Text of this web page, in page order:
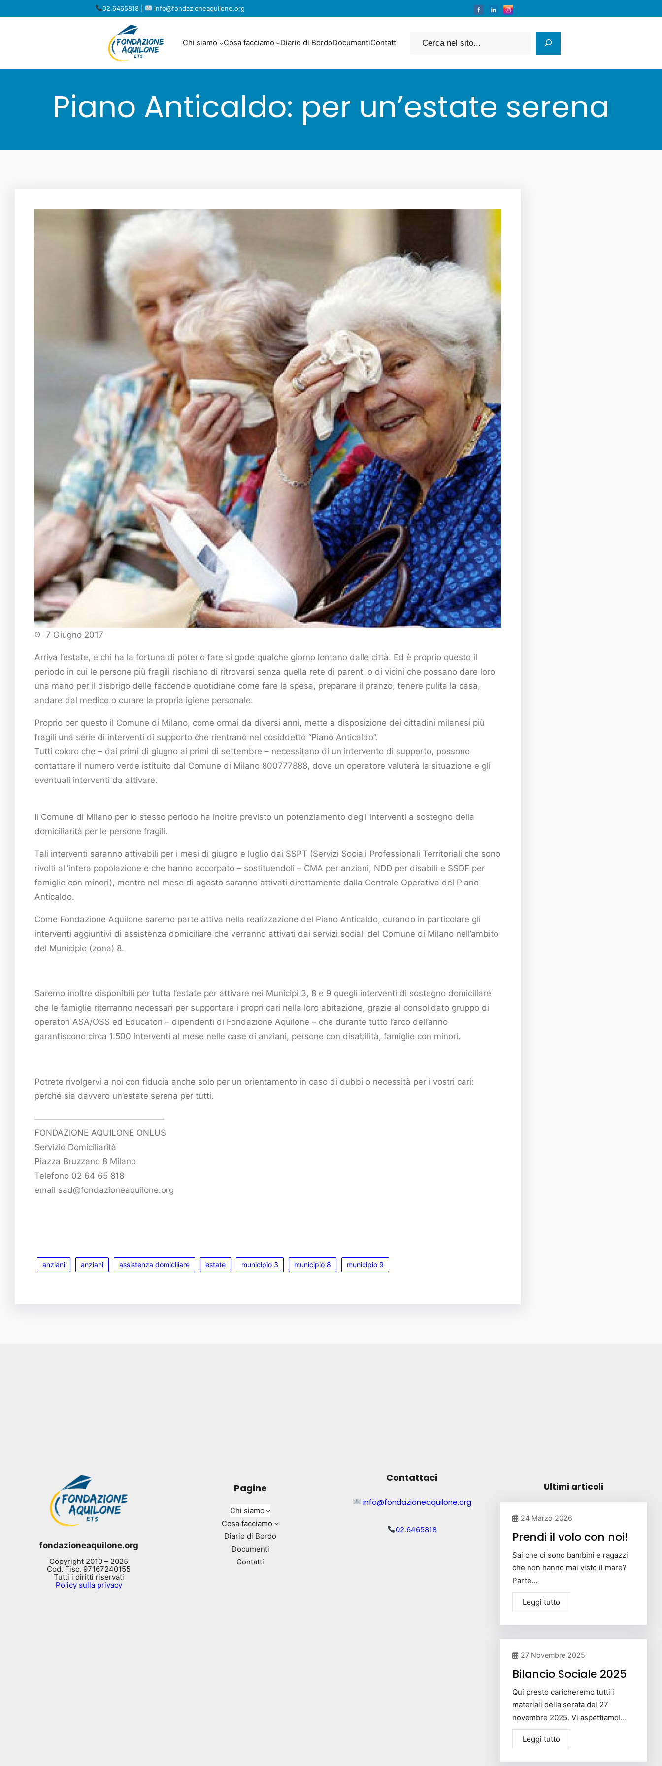
02.6465818 | info@fondazioneaquilone.org
Chi siamo Cosa facciamo Diario di BordoDocumentiContatti Cerca
Piano Anticaldo: per un’estate serena
7 Giugno 2017
Arriva l’estate, e chi ha la fortuna di poterlo fare si gode qualche giorno lontano dalle città. Ed è proprio questo il
periodo in cui le persone più fragili rischiano di ritrovarsi senza quella rete di parenti o di vicini che possano dare loro
una mano per il disbrigo delle faccende quotidiane come fare la spesa, preparare il pranzo, tenere pulita la casa,
andare dal medico o curare la propria igiene personale.
Proprio per questo il Comune di Milano, come ormai da diversi anni, mette a disposizione dei cittadini milanesi più
fragili una serie di interventi di supporto che rientrano nel cosiddetto “Piano Anticaldo”.
Tutti coloro che – dai primi di giugno ai primi di settembre – necessitano di un intervento di supporto, possono
contattare il numero verde istituito dal Comune di Milano 800777888, dove un operatore valuterà la situazione e gli
eventuali interventi da attivare.
Il Comune di Milano per lo stesso periodo ha inoltre previsto un potenziamento degli interventi a sostegno della
domiciliarità per le persone fragili.
Tali interventi saranno attivabili per i mesi di giugno e luglio dai SSPT (Servizi Sociali Professionali Territoriali che sono
rivolti all’intera popolazione e che hanno accorpato – sostituendoli – CMA per anziani, NDD per disabili e SSDF per
famiglie con minori), mentre nel mese di agosto saranno attivati direttamente dalla Centrale Operativa del Piano
Anticaldo.
Come Fondazione Aquilone saremo parte attiva nella realizzazione del Piano Anticaldo, curando in particolare gli
interventi aggiuntivi di assistenza domiciliare che verranno attivati dai servizi sociali del Comune di Milano nell’ambito
del Municipio (zona) 8.
Saremo inoltre disponibili per tutta l’estate per attivare nei Municipi 3, 8 e 9 quegli interventi di sostegno domiciliare
che le famiglie riterranno necessari per supportare i propri cari nella loro abitazione, grazie al consolidato gruppo di
operatori ASA/OSS ed Educatori – dipendenti di Fondazione Aquilone – che durante tutto l’arco dell’anno
garantiscono circa 1.500 interventi al mese nelle case di anziani, persone con disabilità, famiglie con minori.
Potrete rivolgervi a noi con fiducia anche solo per un orientamento in caso di dubbi o necessità per i vostri cari:
perché sia davvero un’estate serena per tutti.
———————————————–
FONDAZIONE AQUILONE ONLUS
Servizio Domiciliarità
Piazza Bruzzano 8 Milano
Telefono 02 64 65 818
email sad@fondazioneaquilone.org
anziani anziani assistenza domiciliare estate municipio 3 municipio 8 municipio 9
fondazioneaquilone.org
Copyright 2010 – 2025
Cod. Fisc. 97167240155
Tutti i diritti riservati
Policy sulla privacy
Pagine
Chi siamo
Cosa facciamo
Diario di Bordo
Documenti
Contatti
Contattaci
info@fondazioneaquilone.org
02.6465818
Ultimi articoli
24 Marzo 2026
Prendi il volo con noi!
Sai che ci sono bambini e ragazzi
che non hanno mai visto il mare?
Parte…
Leggi tutto
27 Novembre 2025
Bilancio Sociale 2025
Qui presto caricheremo tutti i
materiali della serata del 27
novembre 2025. Vi aspettiamo!…
Leggi tutto